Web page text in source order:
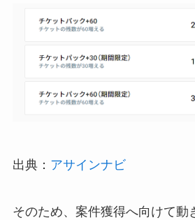
出典： アサインナビ
そのため、案件獲得へ向けて動